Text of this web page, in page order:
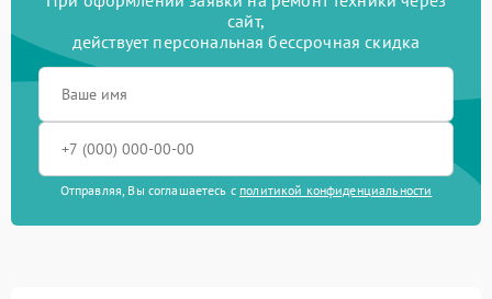
сайт,
действует персональная бессрочная скидка
Отправляя, Вы соглашаетесь с политикой конфиденциальности